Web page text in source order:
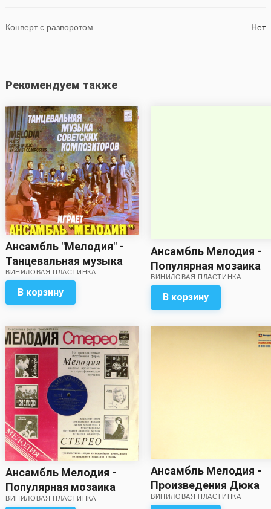
Конверт с разворотом Нет
Рекомендуем также
Ансамбль "Мелодия" -
Танцевальная музыка
советских
композиторов
ВИНИЛОВАЯ ПЛАСТИНКА
В корзину
Ансамбль Мелодия -
Популярная мозаика
(хороший звук!)
ВИНИЛОВАЯ ПЛАСТИНКА
В корзину
Ансамбль Мелодия -
Популярная мозаика
(удовлетворительный
ВИНИЛОВАЯ ПЛАСТИНКА
Ансамбль Мелодия -
Произведения Дюка
Эллингтона
ВИНИЛОВАЯ ПЛАСТИНКА